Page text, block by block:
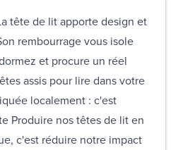
tête de lit apporte design et
rembourrage vous isole
et procure un réel
assis pour lire dans votre
localement : c'est
Produire nos têtes de lit en
c'est réduire notre impact